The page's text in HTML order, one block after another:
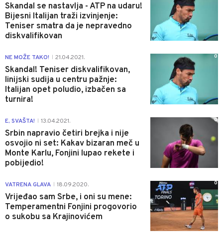
Skandal se nastavlja - ATP na udaru!
Bijesni Italijan traži izvinjenje:
Teniser smatra da je nepravedno
diskvalifikovan
NE MOŽE TAKO! 21.04.2021.
Skandal! Teniser diskvalifikovan,
linijski sudija u centru pažnje:
Italijan opet poludio, izbačen sa
turnira!
0
E, SVAŠTA! 13.04.2021.
Srbin napravio četiri brejka i nije
osvojio ni set: Kakav bizaran meč u
Monte Karlu, Fonjini lupao rekete i
pobijedio!
0
VATRENA GLAVA 18.09.2020.
Vrijeđao sam Srbe, i oni su mene:
Temperamentni Fonjini progovorio
o sukobu sa Krajinovićem
0